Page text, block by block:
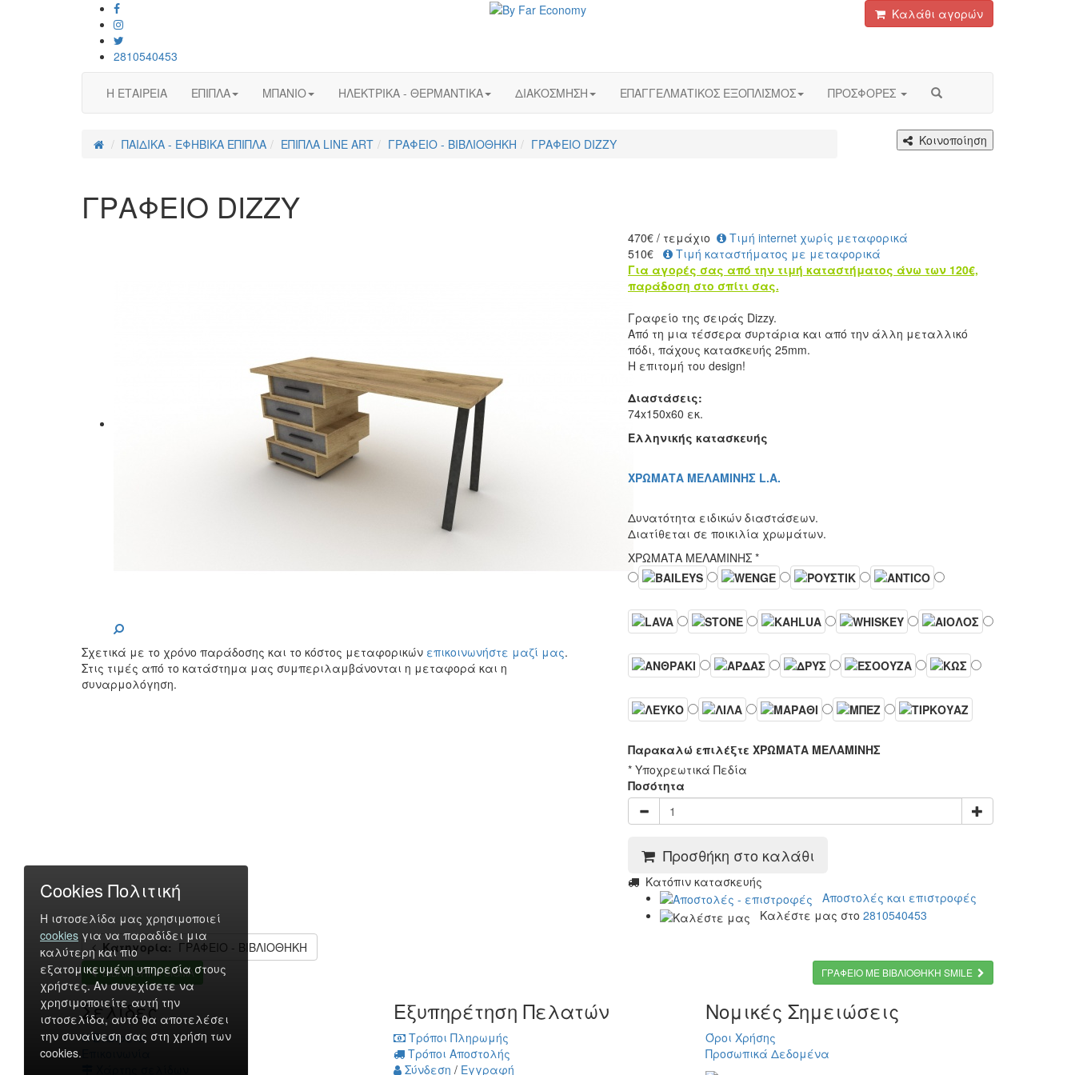
2810540453
Καλάθι αγορών
Η ΕΤΑΙΡΕΙΑ ΕΠΙΠΛΑ ΜΠΑΝΙΟ ΗΛΕΚΤΡΙΚΑ - ΘΕΡΜΑΝΤΙΚΑ ΔΙΑΚΟΣΜΗΣΗ ΕΠΑΓΓΕΛΜΑΤΙΚΟΣ ΕΞΟΠΛΙΣΜΟΣ ΠΡΟΣΦΟΡΕΣ
ΠΑΙΔΙΚΑ - ΕΦΗΒΙΚΑ ΕΠΙΠΛΑ ΕΠΙΠΛΑ LINE ART ΓΡΑΦΕΙΟ - ΒΙΒΛΙΟΘΗΚΗ ΓΡΑΦΕΙΟ DIZZY Κοινοποίηση
ΓΡΑΦΕΙΟ DIZZY
Σχετικά με το χρόνο παράδοσης και το κόστος μεταφορικών επικοινωνήστε μαζί μας.
Στις τιμές από το κατάστημα μας συμπεριλαμβάνονται η μεταφορά και η
συναρμολόγηση.
470€ / τεμάχιο
Τιμή internet χωρίς μεταφορικά
510€
Τιμή καταστήματος με μεταφορικά
Για αγορές σας από την τιμή καταστήματος άνω των 120€,
παράδοση στο σπίτι σας.
Γραφείο της σειράς Dizzy.
Από τη μια τέσσερα συρτάρια και από την άλλη μεταλλικό
πόδι, πάχους κατασκευής 25mm.
Η επιτομή του design!
Διαστάσεις:
74x150x60 εκ.
Ελληνικής κατασκευής
ΧΡΩΜΑΤΑ ΜΕΛΑΜΙΝΗΣ L.A.
Δυνατότητα ειδικών διαστάσεων.
Διατίθεται σε ποικιλία χρωμάτων.
ΧΡΩΜΑΤΑ ΜΕΛΑΜΙΝΗΣ *
Παρακαλώ επιλέξτε ΧΡΩΜΑΤΑ ΜΕΛΑΜΙΝΗΣ
* Υποχρεωτικά Πεδία
Ποσότητα
Προσθήκη στο καλάθι
Κατόπιν κατασκευής
Αποστολές και επιστροφές
Καλέστε μας στο 2810540453
Κατηγορία: ΓΡΑΦΕΙΟ - ΒΙΒΛΙΟΘΗΚΗ
ΒΙΒΛΙΟΘΗΚΗ SIGMA ΓΡΑΦΕΙΟ ΜΕ ΒΙΒΛΙΟΘΗΚΗ SMILE
Σελίδες
Η Εταιρεία
Εξυπηρέτηση Πελατών
Τρόποι Πληρωμής
Τρόποι Αποστολής
Σύνδεση / Εγγραφή
Νομικές Σημειώσεις
Όροι Χρήσης
Προσωπικά Δεδομένα
Cookies Πολιτική
Η ιστοσελίδα μας χρησιμοποιεί
cookies για να παραδίδει μια
καλύτερη και πιο
εξατομικευμένη υπηρεσία στους
χρήστες. Αν συνεχίσετε να
χρησιμοποιείτε αυτή την
ιστοσελίδα, αυτό θα αποτελέσει
την συναίνεση σας στη χρήση των
cookies.